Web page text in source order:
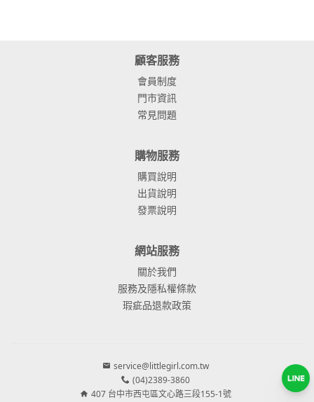
顧客服務
會員制度
門市資訊
常見問題
購物服務
購買說明
出貨說明
發票說明
網站服務
關於我們
服務及隱私權條款
瑕疵品退款政策
service@littlegirl.com.tw
(04)2389-3860
407 台中市西屯區文心路三段155-1號